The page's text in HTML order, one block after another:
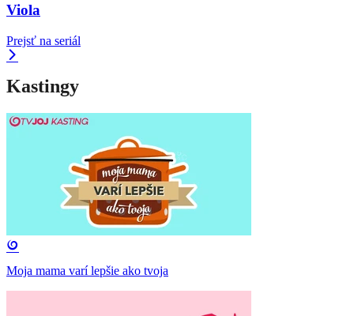
Viola
Prejsť na seriál
Kastingy
Moja mama varí lepšie ako tvoja